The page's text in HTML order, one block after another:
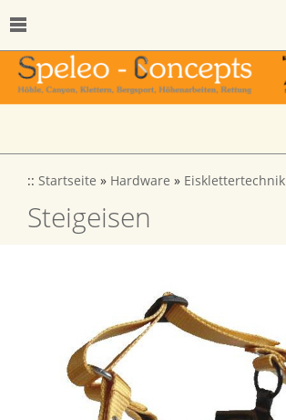
:: Startseite » Hardware » Eisklettertechnik
Steigeisen